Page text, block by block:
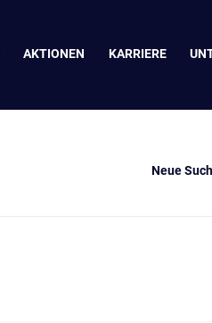
AKTIONEN KARRIERE
Neue